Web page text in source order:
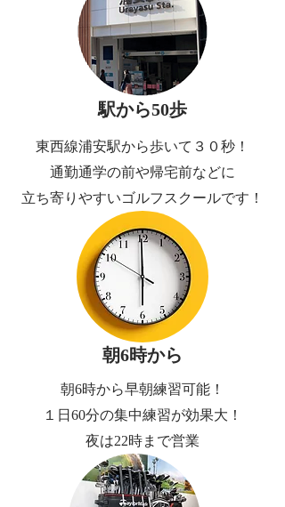
駅から50歩
東西線浦安駅から歩いて３０秒！
​通勤通学の前や帰宅前などに
立ち寄りやすいゴルフスクールです！
朝6時から
朝6時から早朝練習可能！
​１日60分の集中練習が効果大！
​夜は22時まで営業